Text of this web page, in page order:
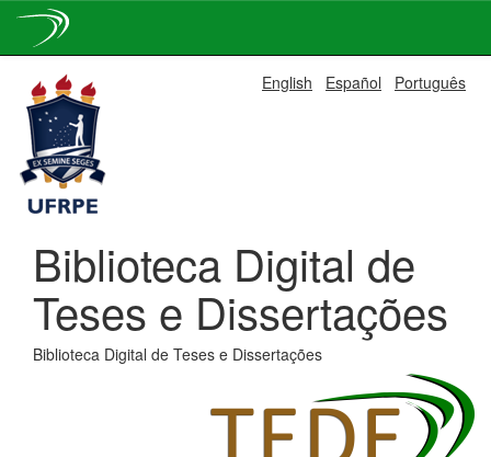
navigation
English Español Português
Biblioteca Digital de
Teses e Dissertações
Biblioteca Digital de Teses e Dissertações